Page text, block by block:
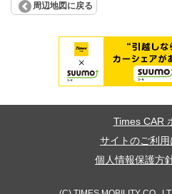
周辺地図に戻る
Times CAR
サイトのご利用
個人情報保護方